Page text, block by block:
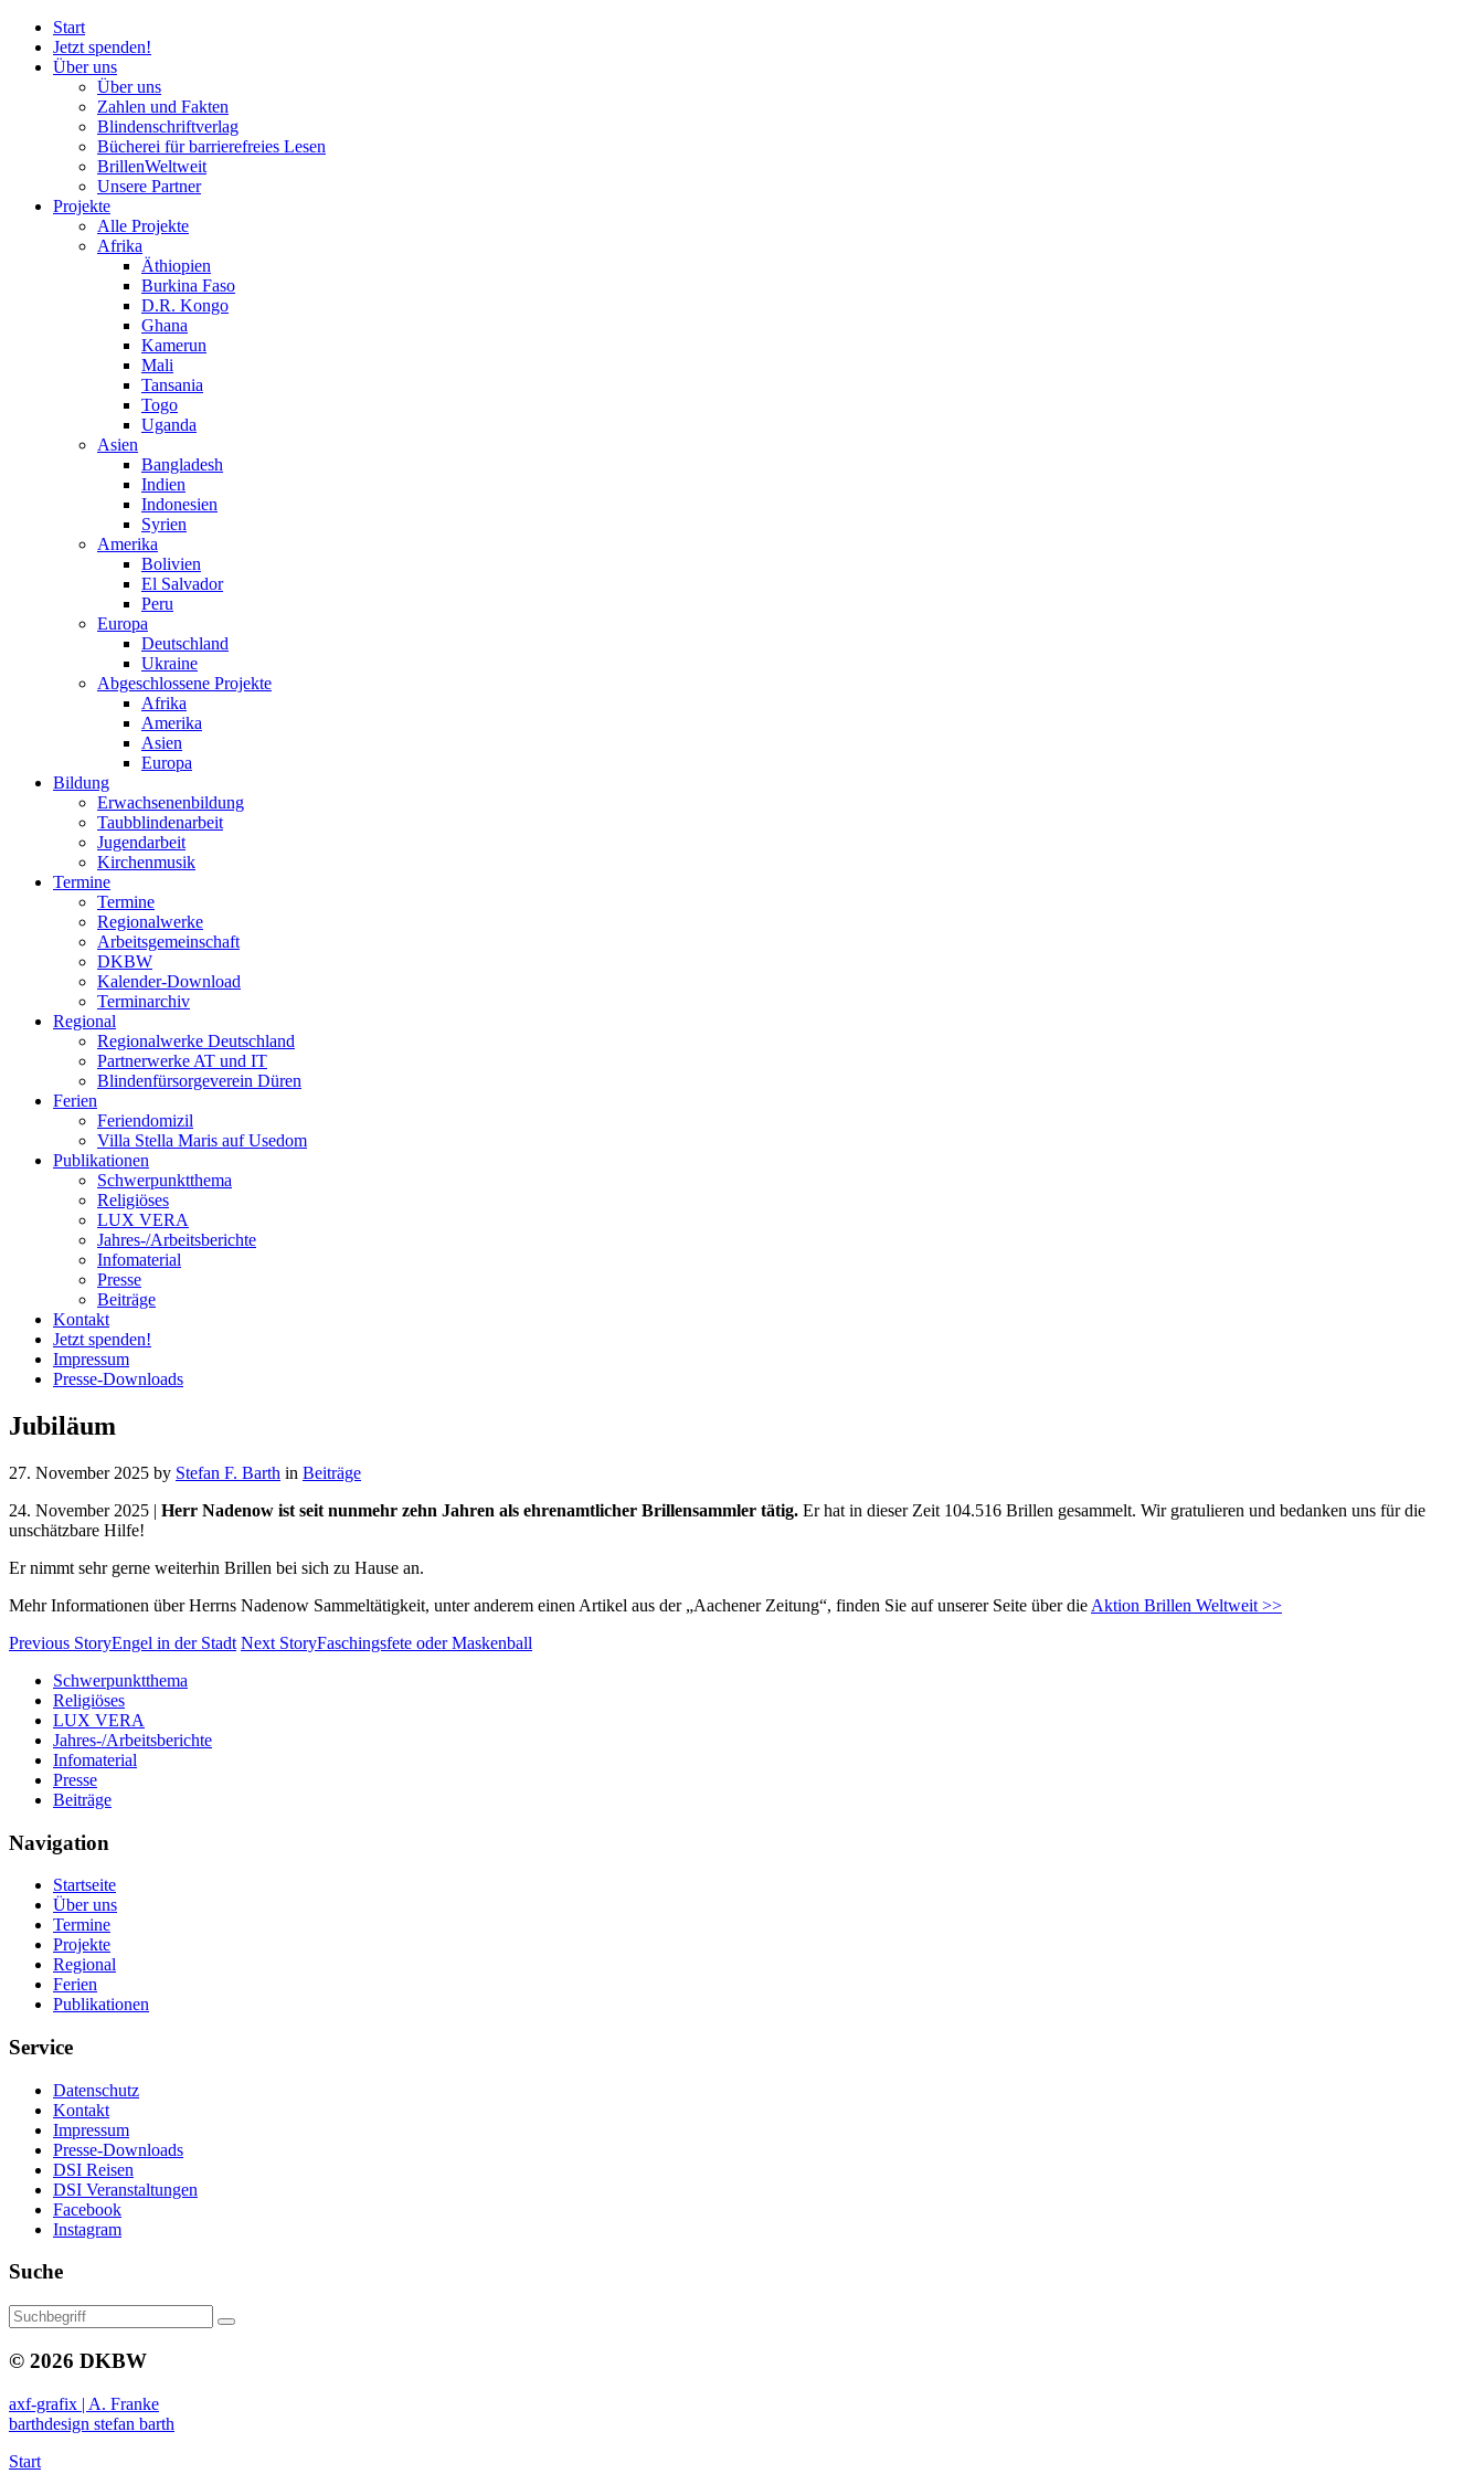
Start
Jetzt spenden!
Über uns
Über uns
Zahlen und Fakten
Blindenschriftverlag
Bücherei fürbarrierefreies Lesen
BrillenWeltweit
Unsere Partner
Projekte
Alle Projekte
Afrika
Äthiopien
Burkina Faso
D.R. Kongo
Ghana
Kamerun
Mali
Tansania
Togo
Uganda
Asien
Bangladesh
Indien
Indonesien
Syrien
Amerika
Bolivien
El Salvador
Peru
Europa
Deutschland
Ukraine
Abgeschlossene Projekte
Afrika
Amerika
Asien
Europa
Bildung
Erwachsenenbildung
Taubblindenarbeit
Jugendarbeit
Kirchenmusik
Termine
Termine
Regionalwerke
Arbeitsgemeinschaft
DKBW
Kalender-Download
Terminarchiv
Regional
Regionalwerke Deutschland
Partnerwerke AT und IT
Blindenfürsorgeverein Düren
Ferien
Feriendomizil
Villa Stella Maris auf Usedom
Publikationen
Schwerpunktthema
Religiöses
LUX VERA
Jahres-/​Arbeitsberichte
Infomaterial
Presse
Beiträge
Kontakt
Jetzt spenden!
Impressum
Presse-Downloads
Jubiläum
27. November 2025 by Stefan F. Barth in Beiträge
24. November 2025 | Herr Nadenow ist seit nunmehr zehn Jahren als ehrenamtlicher Brillensammler tätig. Er hat in dieser Zeit 104.516 Brillen gesammelt. Wir gratulieren und bedanken uns für die
unschätzbare Hilfe!
Er nimmt sehr gerne weiterhin Brillen bei sich zu Hause an.
Mehr Informationen über Herrns Nadenow Sammeltätigkeit, unter anderem einen Artikel aus der „Aachener Zeitung“, finden Sie auf unserer Seite über die Aktion Brillen Weltweit >>
Previous StoryEngel in der Stadt Next StoryFaschingsfete oder Maskenball
Schwerpunktthema
Religiöses
LUX VERA
Jahres-/​Arbeitsberichte
Infomaterial
Presse
Beiträge
Navigation
Startseite
Über uns
Termine
Projekte
Regional
Ferien
Publikationen
Service
Datenschutz
Kontakt
Impressum
Presse-Downloads
DSI Reisen
DSI Veranstaltungen
Facebook
Instagram
Suche
© 2026 DKBW
axf-grafix | A. Franke
barthdesign stefan barth
Start